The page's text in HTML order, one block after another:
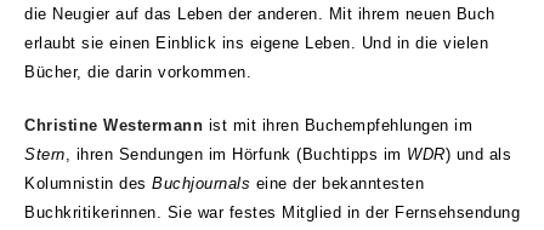
die Neugier auf das Leben der anderen. Mit ihrem neuen Buch
erlaubt sie einen Einblick ins eigene Leben. Und in die vielen
Bücher, die darin vorkommen.
Christine Westermann ist mit ihren Buchempfehlungen im
Stern, ihren Sendungen im Hörfunk (Buchtipps im WDR) und als
Kolumnistin des Buchjournals eine der bekanntesten
Buchkritikerinnen. Sie war festes Mitglied in der Fernsehsendung